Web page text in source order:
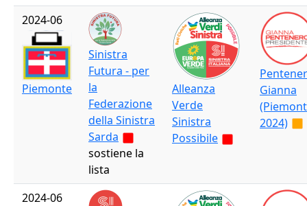
2024-06
Piemonte
Sinistra
Futura - per
la
Federazione
della Sinistra
Sarda
sostiene la
lista
Alleanza
Verde
Sinistra
Possibile
Gianna
2024)
2024-06